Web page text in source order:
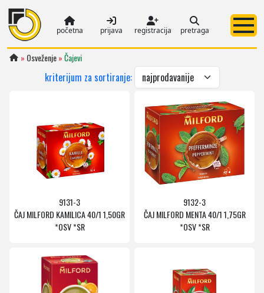
početna prijava registracija pretraga
» Osveženje»Čajevi
kriterijum za sortiranje:
9131-3
ČAJ MILFORD KAMILICA 40/1 1,50GR
*OSV *SR
9132-3
ČAJ MILFORD MENTA 40/1 1,75GR
*OSV *SR